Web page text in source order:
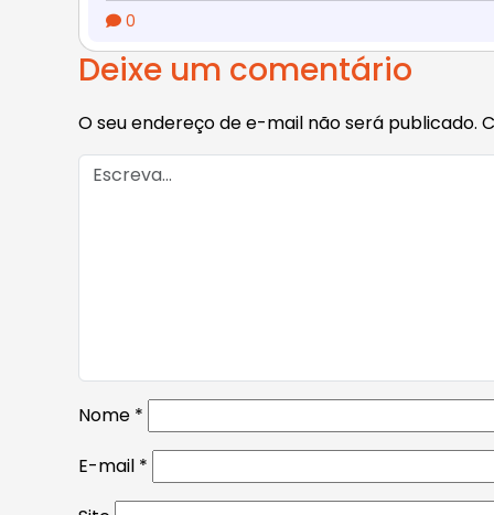
0
Deixe um comentário
O seu endereço de e-mail não será publicado.
Nome *
E-mail *